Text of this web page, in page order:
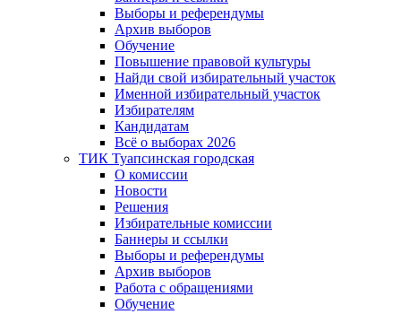
Выборы и референдумы
Архив выборов
Обучение
Повышение правовой культуры
Найди свой избирательный участок
Именной избирательный участок
Избирателям
Кандидатам
Всё о выборах 2026
ТИК Туапсинская городская
О комиссии
Новости
Решения
Избирательные комиссии
Баннеры и ссылки
Выборы и референдумы
Архив выборов
Работа с обращениями
Обучение